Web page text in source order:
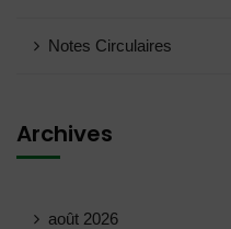
Notes Circulaires
Archives
août 2026